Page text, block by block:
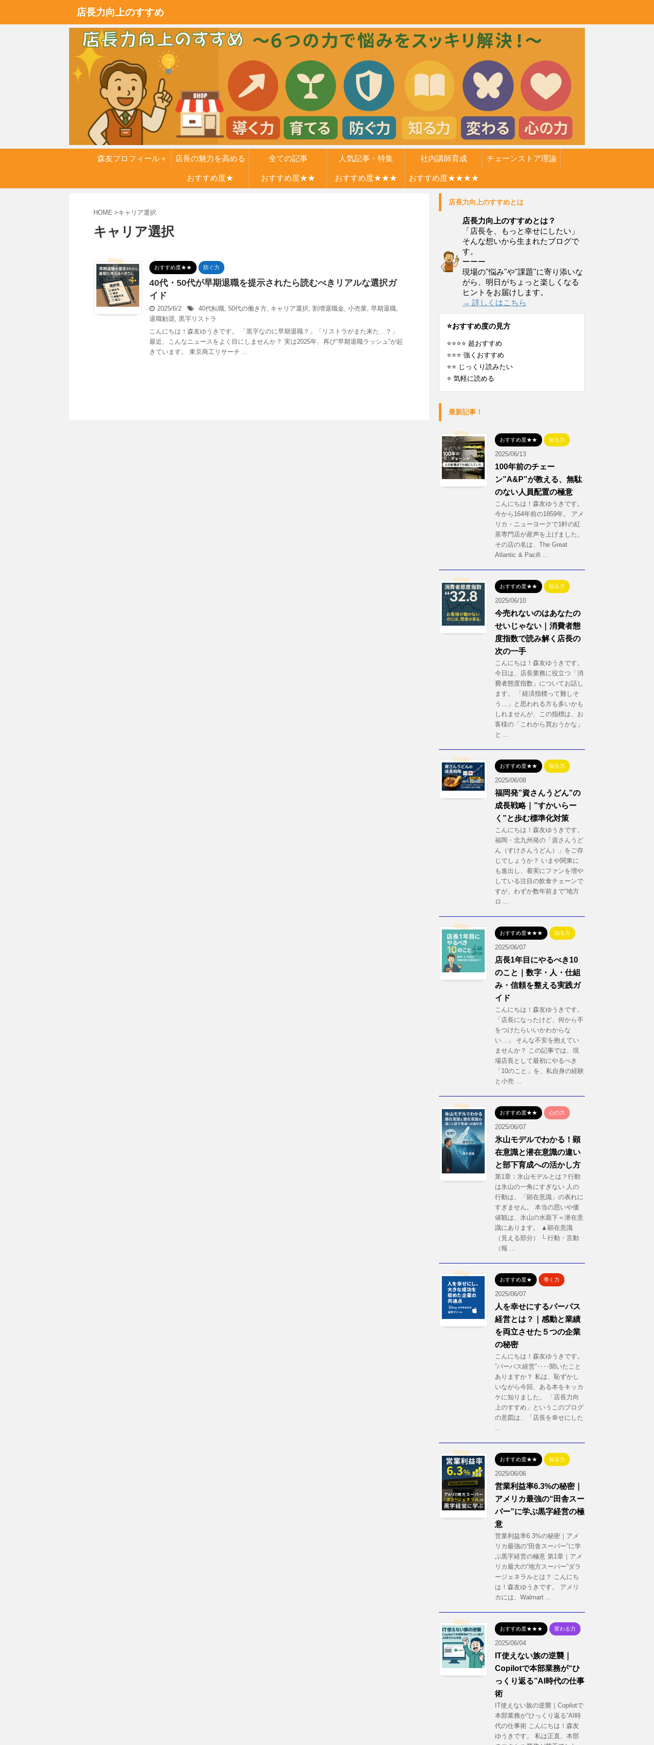
店長力向上のすすめ
森友プロフィール＋ 店長の魅力を高める
６つの力
全ての記事 人気記事・特集 社内講師育成 チェーンストア理論
おすすめ度★ おすすめ度★★ おすすめ度★★★ おすすめ度★★★★
HOME >キャリア選択
キャリア選択
おすすめ度★★ 防ぐ力
40代・50代が早期退職を提示されたら読むべきリアルな選択ガ
イド
2025/6/2 40代転職 50代の働き方 キャリア選択 割増退職金 小売業 早期退職
退職勧奨 黒字リストラ
こんにちは！森友ゆうきです。 「黒字なのに早期退職？」「リストラがまた来た…？」
最近、こんなニュースをよく目にしませんか？ 実は2025年、再び“早期退職ラッシュ”が起
きています。 東京商工リサーチ ...
店長力向上のすすめとは
店長力向上のすすめとは？
「店長を、もっと幸せにしたい」
そんな想いから生まれたブログで
す。
ーーー
現場の"悩み"や"課題"に寄り添いな
がら、明日がちょっと楽しくなる
ヒントをお届けします。
→ 詳しくはこちら
⭐️おすすめ度の見方
⭐️⭐️⭐️⭐️ 超おすすめ
⭐️⭐️⭐️ 強くおすすめ
⭐️⭐️ じっくり読みたい
⭐️ 気軽に読める
最新記事！
おすすめ度★★ 知る力
2025/06/13
100年前のチェー
ン”A&P”が教える、無駄
のない人員配置の極意
こんにちは！森友ゆうきです。
今から164年前の1859年。 アメ
リカ・ニューヨークで1軒の紅
茶専門店が産声を上げました。
その店の名は、The Great
Atlantic & Pacifi ...
おすすめ度★★ 知る力
2025/06/10
今売れないのはあなたの
せいじゃない｜消費者態
度指数で読み解く店長の
次の一手
こんにちは！森友ゆうきです。
今日は、店長業務に役立つ「消
費者態度指数」についてお話し
ます。 「経済指標って難しそ
う…」と思われる方も多いかも
しれませんが、この指標は、お
客様の「これから買おうかな」
と ...
おすすめ度★★ 知る力
2025/06/08
福岡発”資さんうどん”の
成長戦略｜”すかいらー
く”と歩む標準化対策
こんにちは！森友ゆうきです。
福岡・北九州発の「資さんうど
ん（すけさんうどん）」をご存
じでしょうか？ いまや関東に
も進出し、着実にファンを増や
している注目の飲食チェーンで
すが、わずか数年前まで“地方
ロ ...
おすすめ度★★★ 知る力
2025/06/07
店長1年目にやるべき10
のこと｜数字・人・仕組
み・信頼を整える実践ガ
イド
こんにちは！森友ゆうきです。
「店長になったけど、何から手
をつけたらいいかわからな
い…」 そんな不安を抱えてい
ませんか？ この記事では、現
場店長として最初にやるべき
「10のこと」を、私自身の経験
と小売 ...
おすすめ度★★ 心の力
2025/06/07
氷山モデルでわかる！顕
在意識と潜在意識の違い
と部下育成への活かし方
第1章：氷山モデルとは？行動
は氷山の一角にすぎない 人の
行動は、「顕在意識」の表れに
すぎません。 本当の思いや価
値観は、氷山の水面下＝潜在意
識にあります。 ▲顕在意識
（見える部分） └ 行動・言動
（報 ...
おすすめ度★ 導く力
2025/06/07
人を幸せにするパーパス
経営とは？｜感動と業績
を両立させた５つの企業
の秘密
こんにちは！森友ゆうきです。
”パーパス経営”‥‥聞いたこと
ありますか？ 私は、恥ずかし
いながら今回、ある本をキッカ
ケに知りました。 「店長力向
上のすすめ」というこのブログ
の意図は、「店長を幸せにした
おすすめ度★★ 知る力
2025/06/06
営業利益率6.3%の秘密｜
アメリカ最強の“田舎スー
パー”に学ぶ黒字経営の極
意
営業利益率6.3%の秘密｜アメ
リカ最強の“田舎スーパー”に学
ぶ黒字経営の極意 第1章｜アメ
リカ最大の“地方スーパー”ダラ
ージェネラルとは？ こんにち
は！森友ゆうきです。 アメリ
カには、Walmart ...
おすすめ度★★★ 変わる力
2025/06/04
IT使えない族の逆襲｜
Copilotで本部業務が“ひ
っくり返る”AI時代の仕事
術
IT使えない族の逆襲｜Copilotで
本部業務が“ひっくり返る”AI時
代の仕事術 こんにちは！森友
ゆうきです。 私は正直、本部